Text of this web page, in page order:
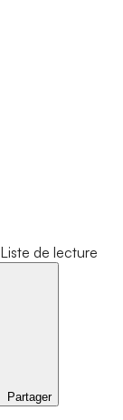
Liste de lecture
Partager